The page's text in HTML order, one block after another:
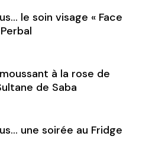
le soin visage « Face
à la rose de
de Saba
une soirée au Fridge